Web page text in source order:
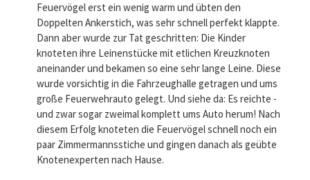
Feuervögel erst ein wenig warm und übten den
Doppelten Ankerstich, was sehr schnell perfekt klappte.
Dann aber wurde zur Tat geschritten: Die Kinder
knoteten ihre Leinenstücke mit etlichen Kreuzknoten
aneinander und bekamen so eine sehr lange Leine. Diese
wurde vorsichtig in die Fahrzeughalle getragen und ums
große Feuerwehrauto gelegt. Und siehe da: Es reichte -
und zwar sogar zweimal komplett ums Auto herum! Nach
diesem Erfolg knoteten die Feuervögel schnell noch ein
paar Zimmermannsstiche und gingen danach als geübte
Knotenexperten nach Hause.